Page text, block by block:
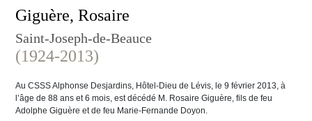
Giguère, Rosaire
Saint-Joseph-de-Beauce
(1924-2013)
Au CSSS Alphonse Desjardins, Hôtel-Dieu de Lévis, le 9 février 2013, à
l’âge de 88 ans et 6 mois, est décédé M. Rosaire Giguère, fils de feu
Adolphe Giguère et de feu Marie-Fernande Doyon.